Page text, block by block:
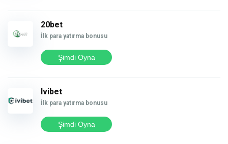
20bet
İlk para yatırma bonusu
Şimdi Oyna
Ivibet
İlk para yatırma bonusu
Şimdi Oyna